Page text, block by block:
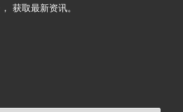
， 获取最新资讯。